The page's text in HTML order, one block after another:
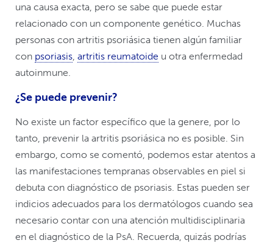
una causa exacta, pero se sabe que puede estar
relacionado con un componente genético. Muchas
personas con artritis psoriásica tienen algún familiar
con psoriasis artritis reumatoide u otra enfermedad
autoinmune.
¿Se puede prevenir?
No existe un factor específico que la genere, por lo
tanto, prevenir la artritis psoriásica no es posible. Sin
embargo, como se comentó, podemos estar atentos a
las manifestaciones tempranas observables en piel si
debuta con diagnóstico de psoriasis. Estas pueden ser
indicios adecuados para los dermatólogos cuando sea
necesario contar con una atención multidisciplinaria
en el diagnóstico de la PsA. Recuerda, quizás podrías